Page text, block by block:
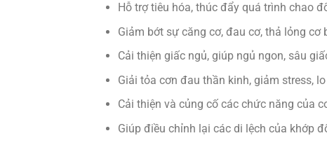
Hỗ trợ tiêu hóa, thúc đẩy quá trình chao
Giảm bớt sự căng cơ, đau cơ, thả lỏng cơ
Cải thiện giấc ngủ, giúp ngủ ngon, sâu
Giải tỏa cơn đau thần kinh, giảm stress,
Cải thiện và củng cố các chức năng của
Giúp điều chỉnh lại các di lệch của khớp